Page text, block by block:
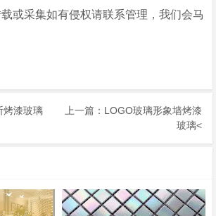
或采集如有侵权请联系管理，我们会马
烤漆玻璃 上一篇： LOGO玻璃形象墙烤漆
玻璃<